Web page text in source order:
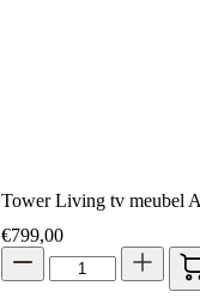
Tower Living tv meubel
€799,00